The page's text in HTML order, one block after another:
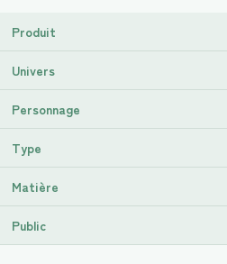
Produit
Univers
Personnage
Type
Matière
Public